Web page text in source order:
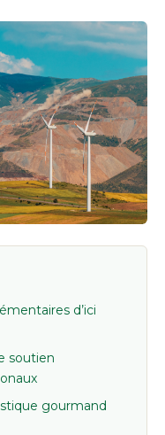
d’ici
soutien
gourmand